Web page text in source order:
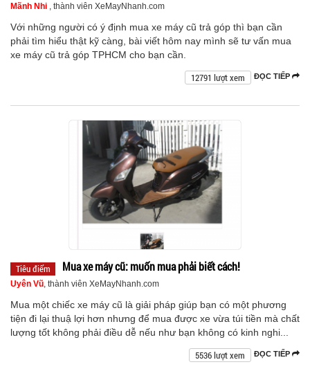
Mãnh Nhi , thành viên XeMayNhanh.com
Với những người có ý định mua xe máy cũ trả góp thì bạn cần
phải tìm hiểu thật kỹ càng, bài viết hôm nay mình sẽ tư vấn mua
xe máy cũ trả góp TPHCM cho bạn cần.
ĐỌC TIẾP
12791 lượt xem
Tiêu điểm Mua xe máy cũ: muốn mua phải biết cách!
Uyên Vũ, thành viên XeMayNhanh.com
Mua một chiếc xe máy cũ là giải pháp giúp bạn có một phương
tiện đi lại thuậ lợi hơn nhưng để mua được xe vừa túi tiền mà chất
lượng tốt không phải điều dễ nếu như bạn không có kinh nghi...
ĐỌC TIẾP
5536 lượt xem